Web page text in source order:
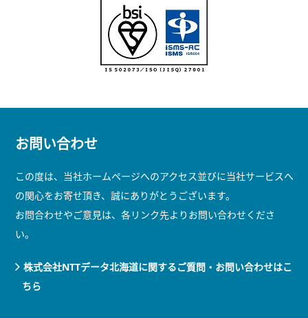
お問い合わせ
この度は、当社ホームページへのアクセス並びに当社サービスへ
の関心をお寄せ頂き、誠にありがとうございます。
お問合わせやご意見は、各リンク先よりお問い合わせくださ
い。
株式会社NTTデータ北海道に関するご質問・お問い合わせはこ
ちら